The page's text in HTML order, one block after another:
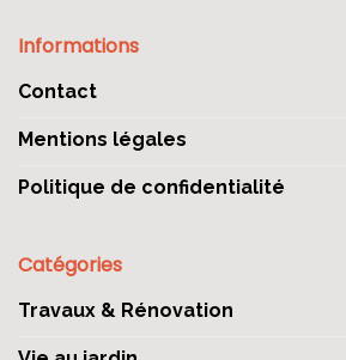
Informations
Contact
Mentions légales
Politique de confidentialité
Catégories
Travaux & Rénovation